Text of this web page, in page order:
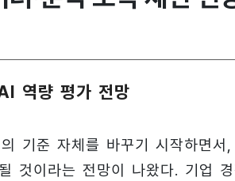
역량 평가 전망
기준 자체를 바꾸기 시작하면서
것이라는 전망이 나왔다. 기업 경